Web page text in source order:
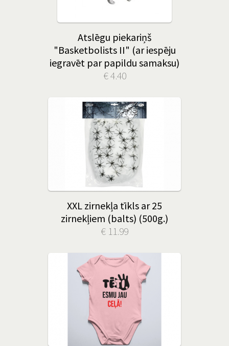
Atslēgu piekariņš
"Basketbolists II" (ar iespēju
iegravēt par papildu samaksu)
€ 4.40
XXL zirnekļa tīkls ar 25
zirnekļiem (balts) (500g.)
€ 11.99